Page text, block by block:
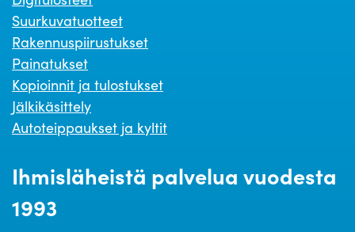
Suurkuvatuotteet
Rakennuspiirustukset
Painatukset
Kopioinnit ja tulostukset
Jälkikäsittely
Autoteippaukset ja kyltit
Ihmisläheistä palvelua vuodesta
1993